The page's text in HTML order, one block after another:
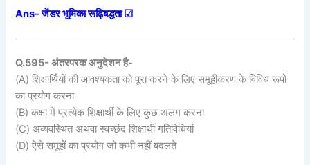
Ans- जेंडर भूमिका रूढ़िबद्धता ☑
Q.595- अंतरपरक अनुदेशन है-
(A) शिक्षार्थियों की आवश्यकता को पूरा करने के लिए समूहीकरण के विविध रूपों
का प्रयोग करना
(B) कक्षा में प्रत्येक शिक्षार्थी के लिए कुछ अलग करना
(C) अव्यवस्थित अथवा स्वच्छंद शिक्षार्थी गतिविधियां
(D) ऐसे समूहों का प्रयोग जो कभी नहीं बदलते